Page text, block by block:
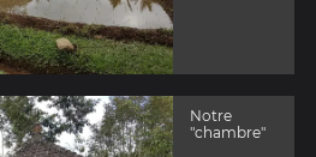
Notre
"chambre"